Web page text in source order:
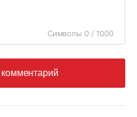
Символы 0 / 1000